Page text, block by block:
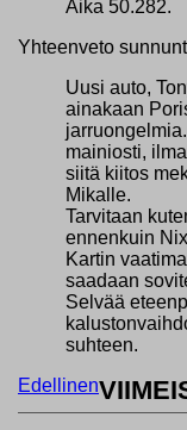
Aika 50.282.
Yhteenveto
Uusi auto,
ainakaan
mainiosti,
siitä kiitos
Mikalle.
Tarvitaan
ennenkuin
Kartin
saadaan
Selvää
suhteen.
Edellinen